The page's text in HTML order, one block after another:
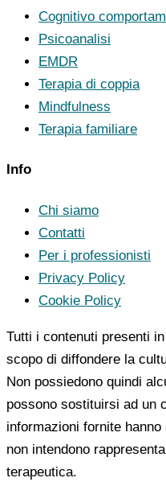
Cognitivo
Psicoanalisi
EMDR
Terapia di coppia
Mindfulness
Terapia familiare
Info
Chi siamo
Contatti
Per i professionisti
Privacy Policy
Cookie Policy
Tutti i contenuti presenti
scopo di diffondere la
Non possiedono quindi
possono sostituirsi ad un
informazioni fornite
non intendono
terapeutica.